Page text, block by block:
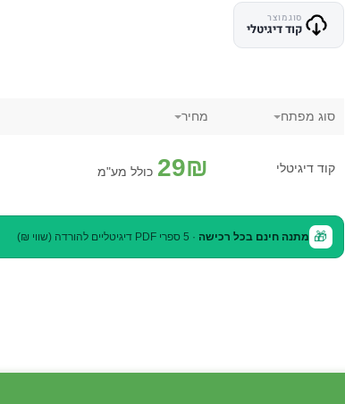
סוג מוצר
קוד דיגיטלי
סוג מפתח מחיר
קוד דיגיטלי 29₪ כולל מע"מ
🎁 מתנה חינם בכל רכישה · 5 ספרי PDF דיגיטליים להורדה (שווי ₪)